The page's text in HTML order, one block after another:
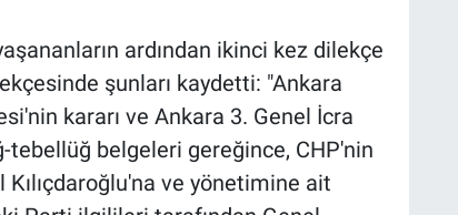
ardından ikinci kez dilekçe
şunları kaydetti: "Ankara
kararı ve Ankara 3. Genel İcra
tebellüğ belgeleri gereğince, CHP'nin
ve yönetimine ait